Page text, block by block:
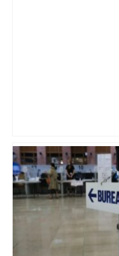
30 000 personnes
Marche des fiertés à
parcours, horaires et
le programme –